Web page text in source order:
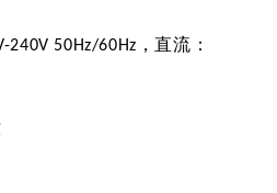
240V 50Hz/60Hz ，直流：